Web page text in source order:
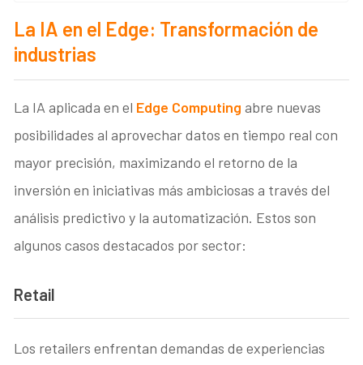
La IA en el Edge: Transformación de
industrias
La IA aplicada en el Edge Computing abre nuevas
posibilidades al aprovechar datos en tiempo real con
mayor precisión, maximizando el retorno de la
inversión en iniciativas más ambiciosas a través del
análisis predictivo y la automatización. Estos son
algunos casos destacados por sector:
Retail
Los retailers enfrentan demandas de experiencias